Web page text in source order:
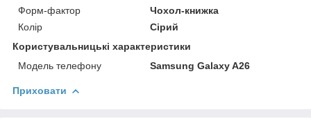
Форм-фактор
Чохол-книжка
Колір
Сірий
Користувальницькі характеристики
Модель телефону
Samsung Galaxy A26
Приховати